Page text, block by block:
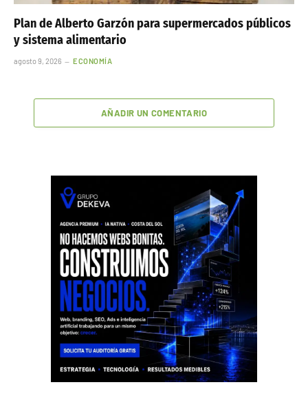
Plan de Alberto Garzón para supermercados públicos
y sistema alimentario
agosto 9, 2026 ECONOMÍA
AÑADIR UN COMENTARIO